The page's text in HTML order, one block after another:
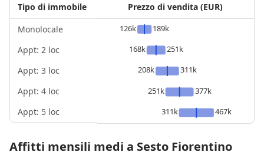
Tipo di immobile
Monolocale
Appt: 2 loc
Appt: 3 loc
Appt: 4 loc
Appt: 5 loc
Prezzo di vendita (EUR)
126k
189k
168k
251k
208k
311k
251k
377k
311k
467k
Affitti mensili medi a Sesto Fiorentino